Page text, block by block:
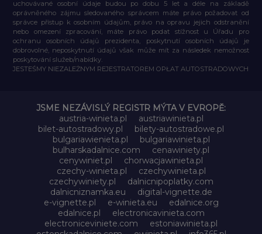
uchovávané osobní údaje budou po dobu 5 let a déle na základě
oprávněného zájmu sledovaného správcem máte právo požadovat od
správce přístup k osobním údajům, právo na opravu jejich odstranění
nebo omezení zpracování, máte právo podat stížnost u Úřadu pro
ochranu osobních údajů prezidenta, poskytnutí osobních údajů je
dobrovolné, neposkytnutí údajů však může mít za následek nemožnost
poskytování služeb/nabídky.
JESTEŚMY NIEZALEŻNYM REJESTRATOREM OPŁAT AUTOSTRADOWYCH
JSME NEZÁVISLÝ REGISTR MÝTA V EVROPĚ:
austria-winieta.pl
austriawinieta.pl
bilet-autostradowy.pl
bilety-autostradowe.pl
bulgariawienieta.pl
bulgariawinieta.pl
bulharskadalnice.com
cenawiniety.pl
cenywiniet.pl
chorwacjawinieta.pl
czechy-winieta.pl
czechywinieta.pl
czechywiniety.pl
dalnicnipoplatky.com
dalnicniznamka.eu
digital-vignette.de
e-vignette.pl
e-winieta.eu
edalnice.org
edalnice.pl
electronicavinieta.com
electroniceviniete.com
estoniawinieta.pl